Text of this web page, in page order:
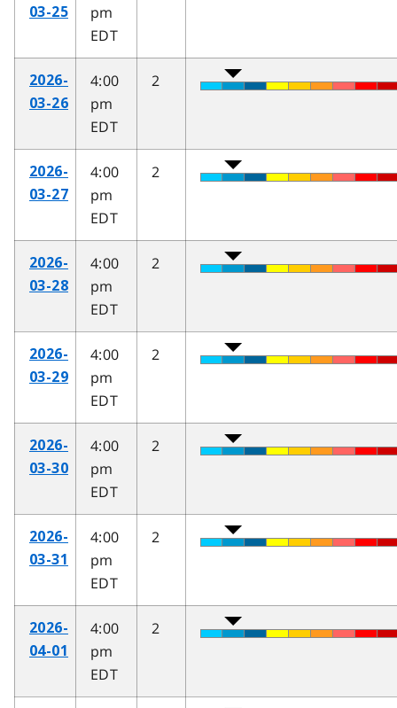
03-25
pm
EDT
2026-
03-26
4:00
pm
EDT
2
2026-
03-27
4:00
pm
EDT
2
2026-
03-28
4:00
pm
EDT
2
2026-
03-29
4:00
pm
EDT
2
2026-
03-30
4:00
pm
EDT
2
2026-
03-31
4:00
pm
EDT
2
2026-
04-01
4:00
pm
EDT
2